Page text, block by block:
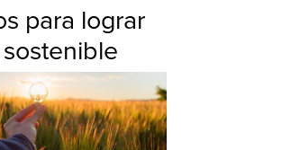
para lograr